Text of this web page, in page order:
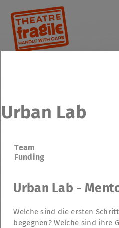
Urban Lab
Team
Funding
Urban Lab -
Welche sind die ersten
begegnen? Welche sind ihre